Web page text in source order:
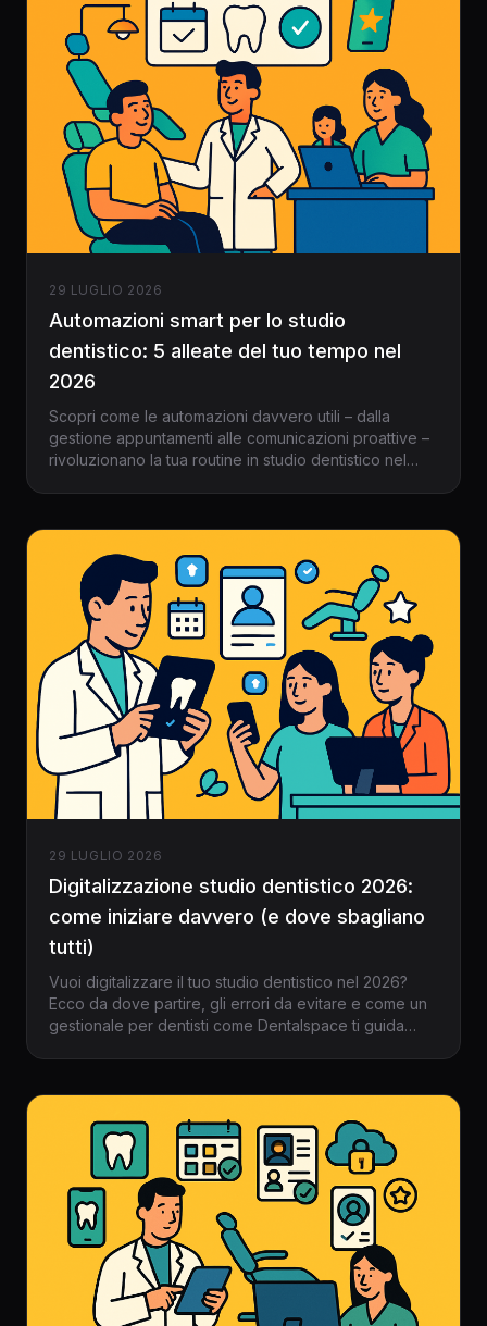
29 LUGLIO 2026
Automazioni smart per lo studio
dentistico: 5 alleate del tuo tempo nel
2026
Scopri come le automazioni davvero utili – dalla
gestione appuntamenti alle comunicazioni proattive –
rivoluzionano la tua routine in studio dentistico nel
29 LUGLIO 2026
Digitalizzazione studio dentistico 2026:
come iniziare davvero (e dove sbagliano
tutti)
Vuoi digitalizzare il tuo studio dentistico nel 2026?
Ecco da dove partire, gli errori da evitare e come un
gestionale per dentisti come Dentalspace ti guida